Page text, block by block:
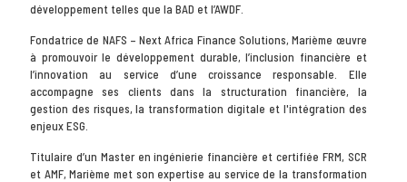
développement telles que la BAD et l’AWDF.
Fondatrice de NAFS – Next Africa Finance Solutions, Marième œuvre
à promouvoir le développement durable, l’inclusion financière et
l’innovation au service d’une croissance responsable. Elle
accompagne ses clients dans la structuration financière, la
gestion des risques, la transformation digitale et l'intégration des
enjeux ESG.
Titulaire d’un Master en ingénierie financière et certifiée FRM, SCR
et AMF, Marième met son expertise au service de la transformation